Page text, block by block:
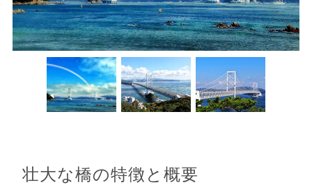
壮大な橋の特徴と概要